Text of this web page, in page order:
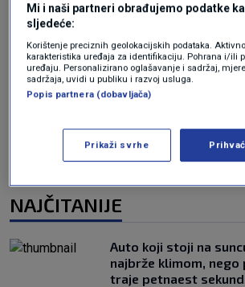
Oglas
NAJČITANIJE
Auto koji stoji na
najbrže klimom,
traje petnaest
Mi i naši partneri obrađujemo podatke
sljedeće:
Korištenje preciznih geolokacijskih podataka.
karakteristika uređaja za identifikaciju. Pohrana i/ili
uređaju. Personalizirano oglašavanje i sadržaj,
sadržaja, uvidi u publiku i razvoj usluga.
Popis partnera (dobavljača)
Prikaži svrhe